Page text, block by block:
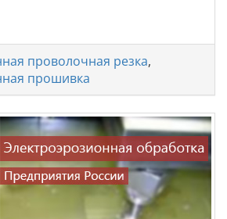
проволочная резка,
прошивка